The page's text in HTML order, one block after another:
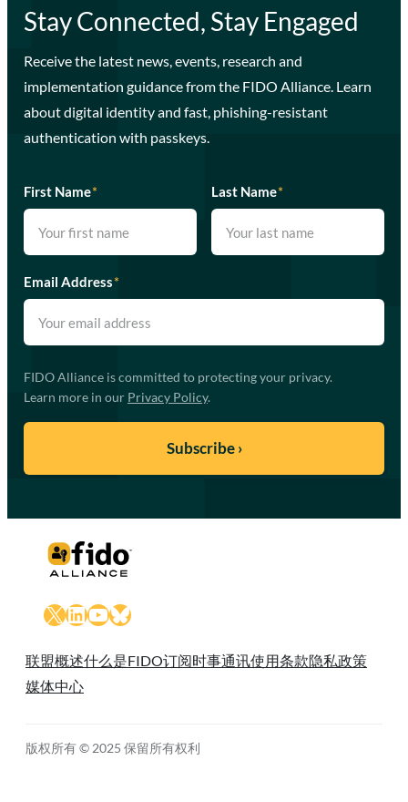
Stay Connected, Stay Engaged
Receive the latest news, events, research and
implementation guidance from the FIDO Alliance. Learn
about digital identity and fast, phishing-resistant
authentication with passkeys.
First Name* Last Name*
Email Address*
FIDO Alliance is committed to protecting your privacy.
Learn more in our Privacy Policy.
X LinkedIn
YouTube
Bluesky
联盟概述什么是FIDO订阅时事通讯使用条款隐私政策
媒体中心
版权所有 © 2025 保留所有权利